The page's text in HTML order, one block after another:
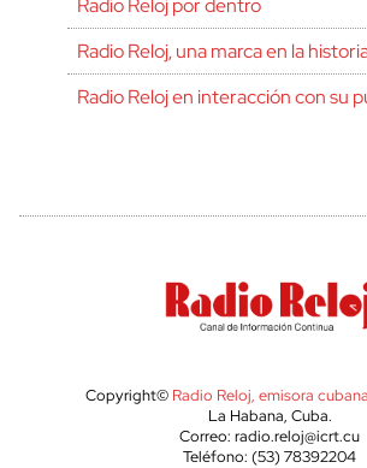
Radio Reloj, una marca en la
Radio Reloj en interacción con su
Copyright© Radio Reloj, emisora
La Habana, Cuba.
Correo: radio.reloj@icrt.cu
Teléfono: (53) 78392204